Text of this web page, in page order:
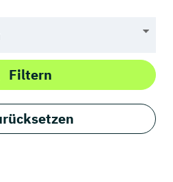
Filtern